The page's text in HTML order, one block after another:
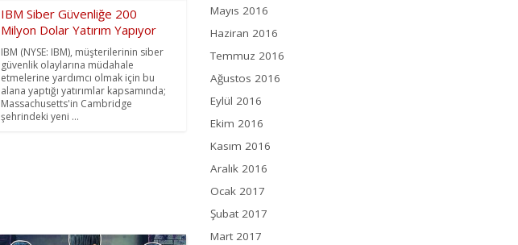
IBM Siber Güvenliğe 200
Milyon Dolar Yatırım Yapıyor
IBM (NYSE: IBM), müşterilerinin siber
güvenlik olaylarına müdahale
etmelerine yardımcı olmak için bu
alana yaptığı yatırımlar kapsamında;
Massachusetts'in Cambridge
şehrindeki yeni ...
Mayıs 2016
Haziran 2016
Temmuz 2016
Ağustos 2016
Eylül 2016
Ekim 2016
Kasım 2016
Aralık 2016
Ocak 2017
Şubat 2017
Mart 2017